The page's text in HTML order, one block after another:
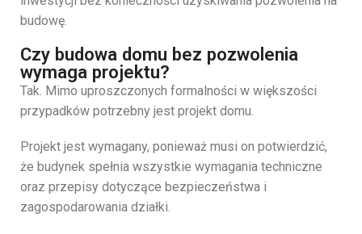
budowę.
Czy budowa domu bez pozwolenia
wymaga projektu?
Tak. Mimo uproszczonych formalności w większości
przypadków potrzebny jest projekt domu.
Projekt jest wymagany, ponieważ musi on potwierdzić,
że budynek spełnia wszystkie wymagania techniczne
oraz przepisy dotyczące bezpieczeństwa i
zagospodarowania działki.